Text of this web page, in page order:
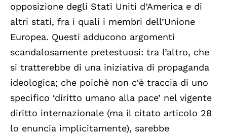
opposizione degli Stati Uniti d’America e di
altri stati, fra i quali i membri dell’Unione
Europea. Questi adducono argomenti
scandalosamente pretestuosi: tra l’altro, che
si tratterebbe di una iniziativa di propaganda
ideologica; che poichè non c‘è traccia di uno
specifico ‘diritto umano alla pace’ nel vigente
diritto internazionale (ma il citato articolo 28
lo enuncia implicitamente), sarebbe